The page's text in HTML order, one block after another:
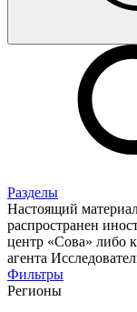
Разделы
Настоящий
распространен
центр «Сова» либо
агента
Фильтры
Регионы